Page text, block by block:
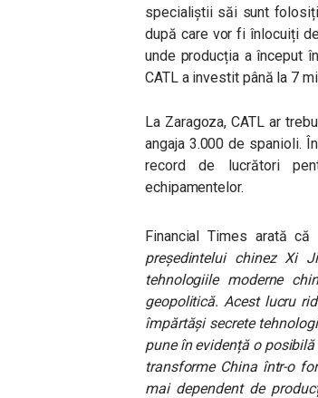
specialiștii săi sunt
după care vor fi înlocuiți
unde producția a început
CATL a investit până la 7
La Zaragoza, CATL ar
angaja 3.000 de spanioli.
record de lucrători
echipamentelor.
Financial Times arată că
președintelui chinez Xi
tehnologiile moderne
geopolitică. Acest lucru
împărtăși secrete
pune în evidență o
transforme China într-o
mai dependent de